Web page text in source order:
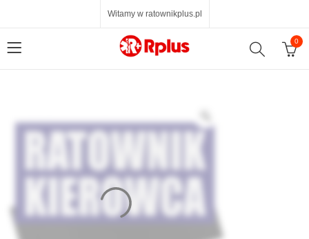
Witamy w ratownikplus.pl
0